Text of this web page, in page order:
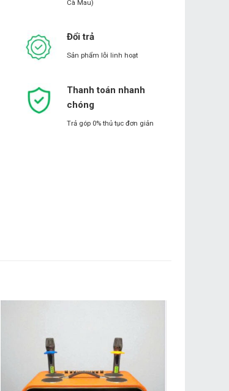
Cà Mau)
Đổi trả
Sản phẩm lỗi linh hoạt
Thanh toán nhanh
chóng
Trả góp 0% thủ tục đơn giản